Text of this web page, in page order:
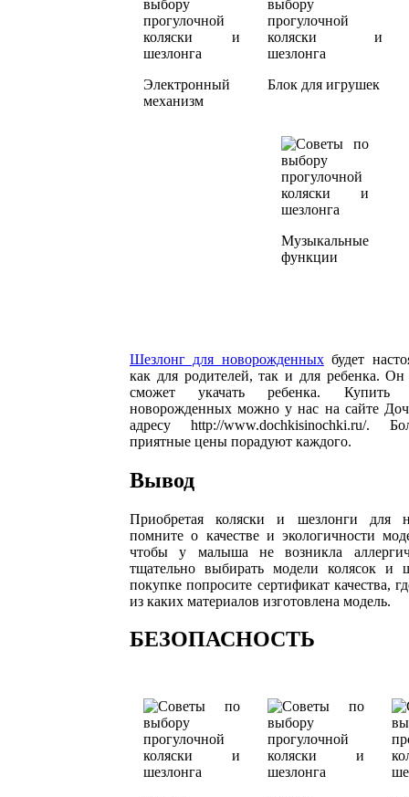
Электронный
механизм
Блок для игрушек
Музыкальные
функции
Шезлонг для новорожденныхбудет
как для родителей, так и для ребенка. Он
сможет укачать ребенка. Купить
новорожденных можно у нас на сайте
адресу http://www.dochkisinochki.ru/.
приятные цены порадуют каждого.
Вывод
Приобретая коляски и шезлонги для
помните о качестве и экологичности
чтобы у малыша не возникла
тщательно выбирать модели колясок и
покупке попросите сертификат качества,
из каких материалов изготовлена модель.
БЕЗОПАСНОСТЬ